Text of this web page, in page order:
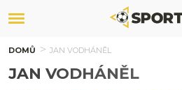
DOMŮ JAN VODHÁNĚL
JAN VODHÁNĚL